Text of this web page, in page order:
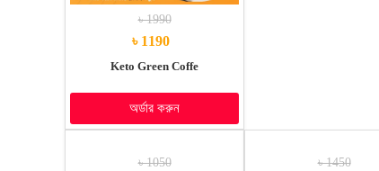
৳ 1190
৳ 1990
Keto Green Coffe
অর্ডার করুন
৳ 1050 ৳ 1450